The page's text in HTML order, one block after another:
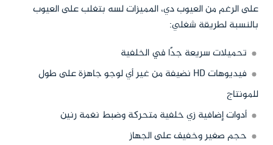
على الرغم من العيوب دي، المميزات لسه بتغلب على العيوب
بالنسبة لطريقة شغلي:
تحميلات سريعة جدًا في الخلفية
فيديوهات HD نضيفة من غير أي لوجو جاهزة على طول
للمونتاج
أدوات إضافية زي خلفية متحركة وضبط نغمة رنين
حجم صغير وخفيف على الجهاز